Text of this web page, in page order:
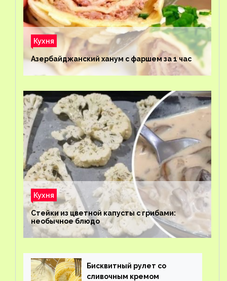
Кухня
Азербайджанский ханум с фаршем за 1 час
Кухня
Стейки из цветной капусты с грибами:
необычное блюдо
Бисквитный рулет со
сливочным кремом